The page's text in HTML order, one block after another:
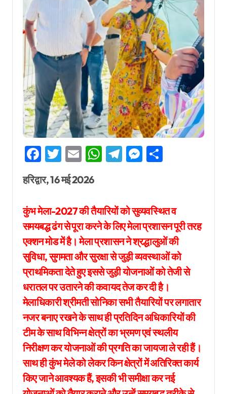
Facebook
Twitter
EmailWhatsApp
Telegram
Messenger
हरिद्वार, 16 मई 2026
कुंभ मेला-2027 की तैयारियों को सुव्यवस्थित व
समयबद्ध ढंग से पूरा करने के लिए मेला प्रशासन पूरी तरह
एक्शन मोड में है। मेला प्रशासन ने श्रद्धालुओं की
सुविधा, सुगमता और सुरक्षा से जुड़ी व्यवस्थाओं को
प्राथमिकता देते हुए इससे जुड़ी योजनाओं को तेजी से
धरातल पर उतारने की कवायद तेज कर दी है।
मेलाधिकारी श्रीमती सोनिका सभी तैयारियों पर लगातार
नजर बनाए रखने के साथ ही प्रतिदिन अधिकारियों की
टीम के साथ विभिन्न क्षेत्रों का भ्रमण एवं स्थलीय
निरीक्षण कर योजनाओं की प्रगति का जायजा ले रही हैं।
साथ ही कुंभ मेले को लेकर किन क्षेत्रों में अतिरिक्त कार्य
किए जाने आवश्यक हैं, इसकी भी समीक्षा कर नई